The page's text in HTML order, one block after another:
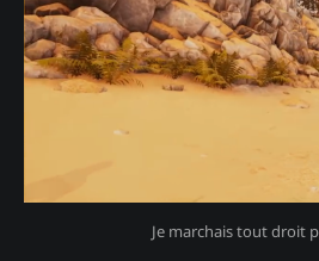
Je marchais tout droit